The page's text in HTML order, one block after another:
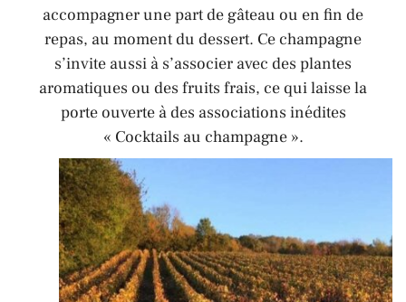
accompagner une part de gâteau ou en fin de
repas, au moment du dessert. Ce champagne
s’invite aussi à s’associer avec des plantes
aromatiques ou des fruits frais, ce qui laisse la
porte ouverte à des associations inédites
« Cocktails au champagne ».